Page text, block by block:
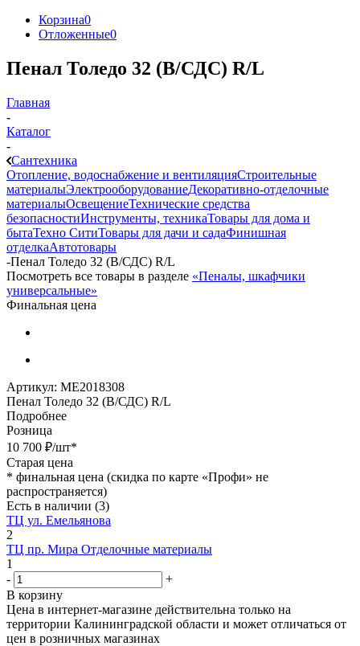
Корзина0
Отложенные0
Пенал Толедо 32 (В/СДС) R/L
Главная
-
Каталог
-
Сантехника
Отопление, водоснабжение и вентиляцияСтроительные
материалыЭлектрооборудованиеДекоративно-отделочные
материалыОсвещениеТехнические средства
безопасностиИнструменты, техникаТовары для дома и
бытаТехно СитиТовары для дачи и садаФинишная
отделкаАвтотовары
-Пенал Толедо 32 (В/СДС) R/L
Посмотреть все товары в разделе «Пеналы, шкафчики
универсальные»
Финальная цена
Артикул: МЕ2018308
Пенал Толедо 32 (В/СДС) R/L
Подробнее
Розница
10 700 ₽/шт*
Старая цена
* финальная цена (скидка по карте «Профи» не
распространяется)
Есть в наличии (3)
ТЦ ул. Емельянова
2
ТЦ пр. Мира Отделочные материалы
1
-
+
В корзину
Цена в интернет-магазине действительна только на
территории Калининградской области и может отличаться от
цен в розничных магазинах